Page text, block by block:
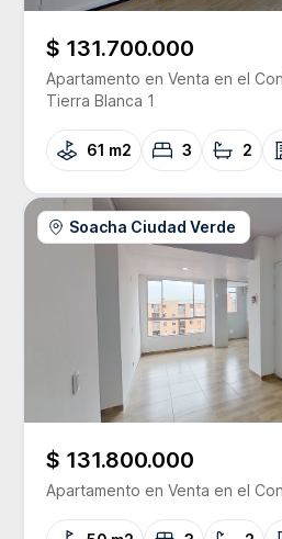
$ 131.700.000
Apartamento en Venta en el
Tierra Blanca 1
61 m2 3 2
Soacha Ciudad Verde
$ 131.800.000
Apartamento en Venta en el